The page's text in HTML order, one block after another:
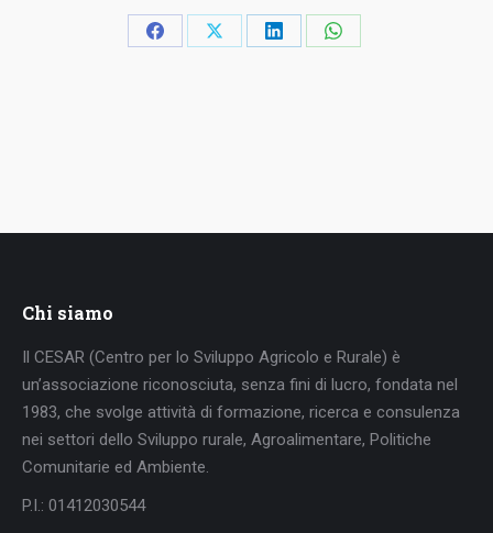
CondividiCondividiCondividiCondividi
Chi siamo
Il CESAR (Centro per lo Sviluppo Agricolo e Rurale) è
un’associazione riconosciuta, senza fini di lucro, fondata nel
1983, che svolge attività di formazione, ricerca e consulenza
nei settori dello Sviluppo rurale, Agroalimentare, Politiche
Comunitarie ed Ambiente.
P.I.: 01412030544